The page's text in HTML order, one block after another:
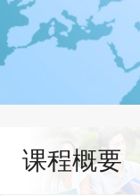
课程概要